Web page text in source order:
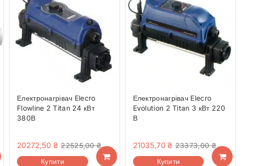
Електронагрівач Elecro
Flowline 2 Titan 24 кВт
380В
20272,50 ₴ 22525,00₴
Купити
Електронагрівач Elecro
Evolution 2 Titan 3 кВт 220
В
21035,70₴ 23373,00₴
Купити